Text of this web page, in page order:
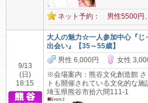
ネット予約： 男性5500円
9/13
(日)
18:15
大人の魅力☆一人参加中心『
出会い』【35～55歳】
男性 6,000円
女性
※会場案内：熊谷文化創造館
トも開催されている文化的な
埼玉県熊谷市拾六間111-1